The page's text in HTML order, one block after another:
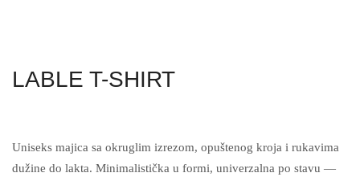
LABLE T-SHIRT
Uniseks majica sa okruglim izrezom, opuštenog kroja i rukavima
dužine do lakta. Minimalistička u formi, univerzalna po stavu —